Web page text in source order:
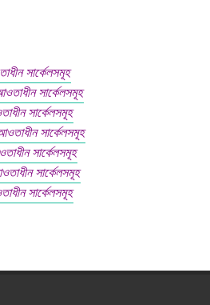
সার্কেলসমূহ
সার্কেলসমূহ
সার্কেলসমূহ
সার্কেলসমূহ
সার্কেলসমূহ
সার্কেলসমূহ
সার্কেলসমূহ